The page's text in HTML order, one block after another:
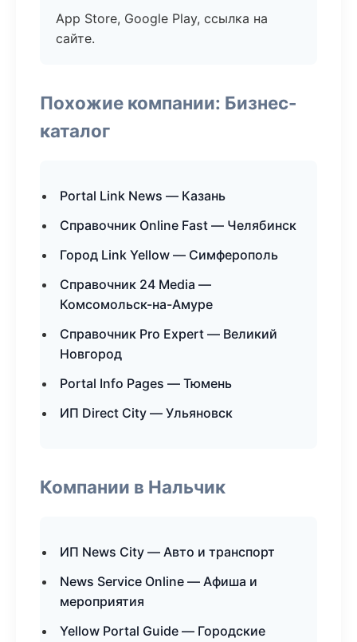
App Store, Google Play, ссылка на
сайте.
Похожие компании: Бизнес-
каталог
Portal Link News — Казань
Справочник Online Fast — Челябинск
Город Link Yellow — Симферополь
Справочник 24 Media —
Комсомольск-на-Амуре
Справочник Pro Expert — Великий
Новгород
Portal Info Pages — Тюмень
ИП Direct City — Ульяновск
Компании в Нальчик
ИП News City — Авто и транспорт
News Service Online — Афиша и
мероприятия
Yellow Portal Guide — Городские